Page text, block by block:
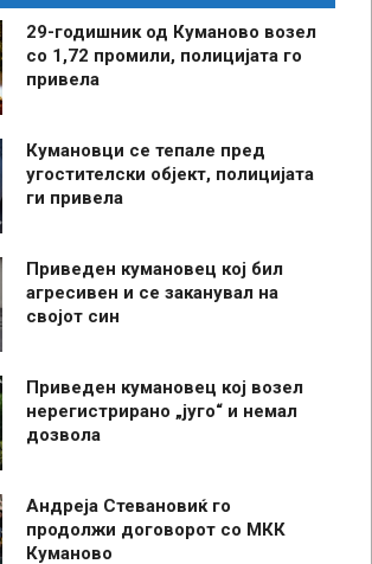
29-годишник од Куманово возел
со 1,72 промили, полицијата го
привела
Кумановци се тепале пред
угостителски објект, полицијата
ги привела
Приведен кумановец кој бил
агресивен и се заканувал на
својот син
Приведен кумановец кој возел
нерегистрирано „југо“ и немал
дозвола
Андреја Стевановиќ го
продолжи договорот со МКК
Куманово